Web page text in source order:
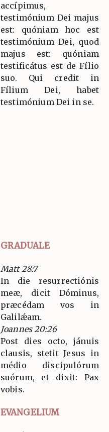
accípimus,
testimónium Dei majus
est: quóniam hoc est
testimónium Dei, quod
majus est: quóniam
testificátus est de Fílio
suo. Qui credit in
Fílium Dei, habet
testimónium Dei in se.
GRADUALE
Matt 28:7
In die resurrectiónis
meæ, dicit Dóminus,
præcédam vos in
Galilǽam.
Joannes 20:26
Post dies octo, jánuis
clausis, stetit Jesus in
médio discipulórum
suórum, et dixit: Pax
vobis.
EVANGELIUM